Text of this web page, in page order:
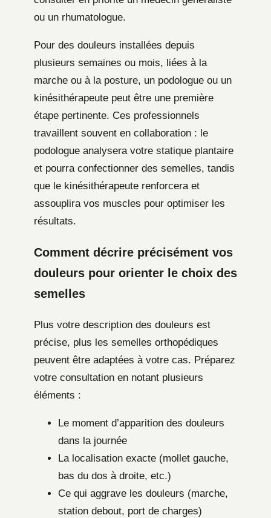
ou un rhumatologue.
Pour des douleurs installées depuis
plusieurs semaines ou mois, liées à la
marche ou à la posture, un podologue ou un
kinésithérapeute peut être une première
étape pertinente. Ces professionnels
travaillent souvent en collaboration : le
podologue analysera votre statique plantaire
et pourra confectionner des semelles, tandis
que le kinésithérapeute renforcera et
assouplira vos muscles pour optimiser les
résultats.
Comment décrire précisément vos
douleurs pour orienter le choix des
semelles
Plus votre description des douleurs est
précise, plus les semelles orthopédiques
peuvent être adaptées à votre cas. Préparez
votre consultation en notant plusieurs
éléments :
Le moment d’apparition des douleurs
dans la journée
La localisation exacte (mollet gauche,
bas du dos à droite, etc.)
Ce qui aggrave les douleurs (marche,
station debout, port de charges)